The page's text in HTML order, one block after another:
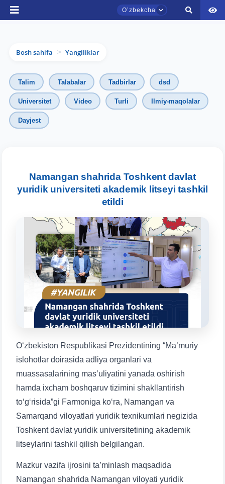
Oʼzbekcha
Bosh sahifa > Yangiliklar
Talim Talabalar Tadbirlar dsd
Universitet Video Turli Ilmiy-maqolalar
Dayjest
Namangan shahrida Toshkent davlat
yuridik universiteti akademik litseyi tashkil
etildi
O‘zbekiston Respublikasi Prezidentining “Ma’muriy
islohotlar doirasida adliya organlari va
muassasalarining mas’uliyatini yanada oshirish
hamda ixcham boshqaruv tizimini shakllantirish
to‘g‘risida”gi Farmoniga ko‘ra, Namangan va
Samarqand viloyatlari yuridik texnikumlari negizida
Toshkent davlat yuridik universitetining akademik
litseylarini tashkil qilish belgilangan.
Mazkur vazifa ijrosini ta’minlash maqsadida
Namangan shahrida Namangan viloyati yuridik
TDYU qabul murojaatlari chati
chatiga xush kelibsiz.
Qabul bo'yicha murojaatlaringizni ushbu
Mavzuni tanlang — keyin shu mavzudagi aniq
savollar chiqadi:
1. Hujjatlar (bakalavr) (5) 2. Hujjatlar (magistr) (4)
3. Suhbat (bakalavr) (8) 4. Suhbat (magistr) (5)
5. To'lov-kontrakt (2)
7. Call-center (4) 8. Bakalavriat kvotasi (3)